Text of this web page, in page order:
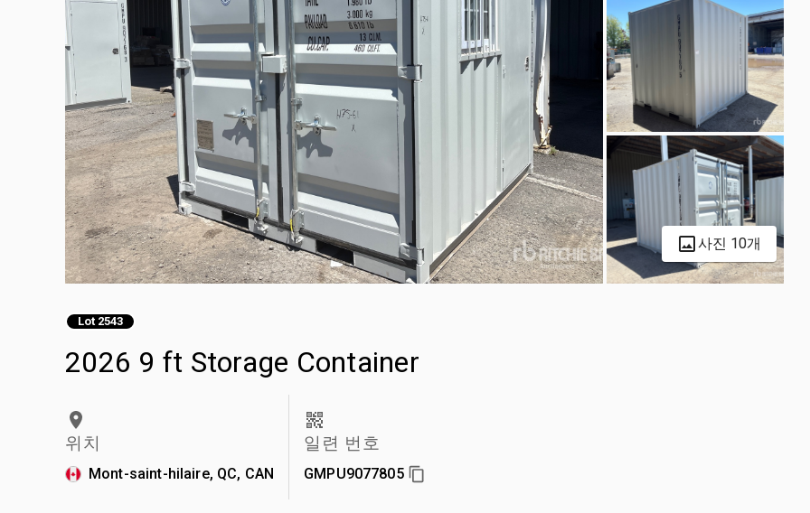
사진 10개
Lot 2543
2026 9 ft Storage Container
위치
Mont-saint-hilaire, QC, CAN
일련 번호
GMPU9077805